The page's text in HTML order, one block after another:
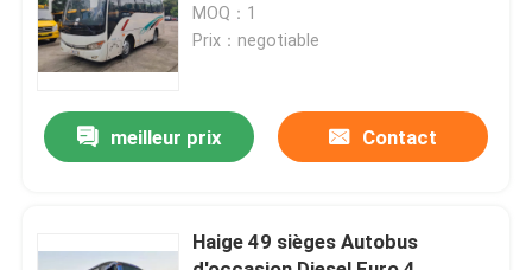
Contrôle de la qualité
Nouvelles
Demandez un devis
MOQ：1
Prix：negotiable
meilleur prix Contact
Haige 49 sièges Autobus